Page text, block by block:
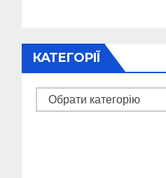
КАТЕГОРІЇ
Категорії